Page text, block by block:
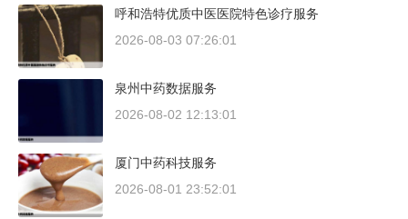
呼和浩特优质中医医院特色诊疗服务
2026-08-03 07:26:01
泉州中药数据服务
2026-08-02 12:13:01
厦门中药科技服务
2026-08-01 23:52:01